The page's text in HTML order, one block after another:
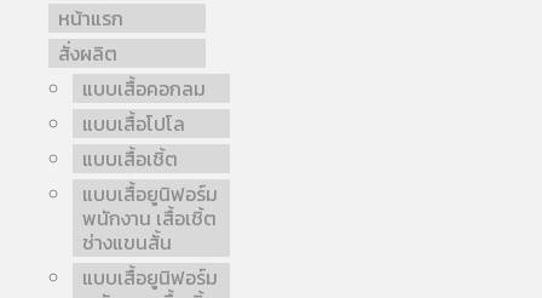
หน้าแรก
สั่งผลิต
แบบเสื้อคอกลม
แบบเสื้อโปโล
แบบเสื้อเชิ้ต
แบบเสื้อยูนิฟอร์ม
พนักงาน เสื้อเชิ้ต
ช่างแขนสั้น
แบบเสื้อยูนิฟอร์ม